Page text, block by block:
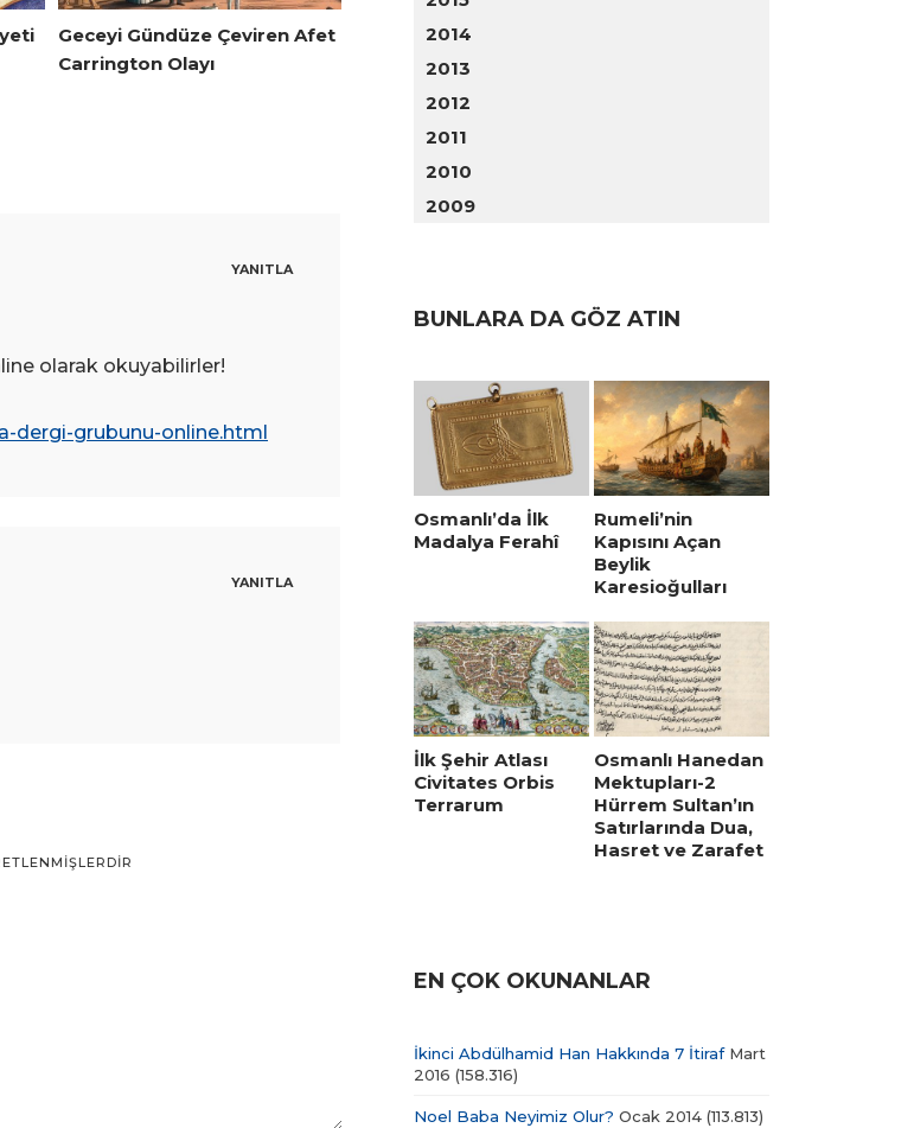
Geceyi Gündüze Çeviren Afet
Carrington Olayı
olarak okuyabilirler!
dergi-grubunu-online.html
YANITLA
YANITLA
2014
2013
2012
2011
2010
2009
BUNLARA DA GÖZ ATIN
Osmanlı’da İlk
Madalya Ferahî
Rumeli’nin
Kapısını Açan
Beylik
Karesioğulları
İlk Şehir Atlası
Civitates Orbis
Terrarum
Osmanlı Hanedan
Mektupları-2
Hürrem Sultan’ın
Satırlarında Dua,
Hasret ve Zarafet
EN ÇOK OKUNANLAR
İkinci Abdülhamid Han Hakkında 7 İtirafMart
2016 (158.316)
Noel Baba Neyimiz Olur? Ocak 2014 (113.813)